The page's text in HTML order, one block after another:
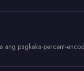
pagkaka-percent-